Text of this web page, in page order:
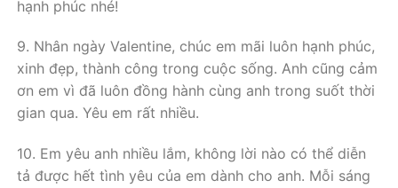
hạnh phúc nhé!
9. Nhân ngày Valentine, chúc em mãi luôn hạnh phúc,
xinh đẹp, thành công trong cuộc sống. Anh cũng cảm
ơn em vì đã luôn đồng hành cùng anh trong suốt thời
gian qua. Yêu em rất nhiều.
10. Em yêu anh nhiều lắm, không lời nào có thể diễn
tả được hết tình yêu của em dành cho anh. Mỗi sáng